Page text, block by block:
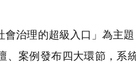
治理的超級入口」為主
、案例發布四大環節，系